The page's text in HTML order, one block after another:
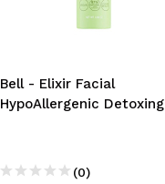
Bell - Elixir Facial
HypoAllergenic Detoxing
(0)